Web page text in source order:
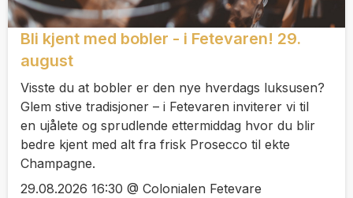
Bli kjent med bobler - i Fetevaren! 29.
august
Visste du at bobler er den nye hverdags luksusen?
Glem stive tradisjoner – i Fetevaren inviterer vi til
en ujålete og sprudlende ettermiddag hvor du blir
bedre kjent med alt fra frisk Prosecco til ekte
Champagne.
29.08.2026 16:30 @ Colonialen Fetevare